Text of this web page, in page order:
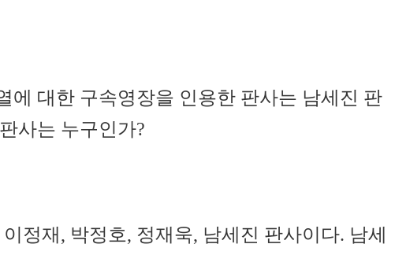
에 대한 구속영장을 인용한 판사는 남세진 판
사는 누구인가?
정재, 박정호, 정재욱, 남세진 판사이다. 남세